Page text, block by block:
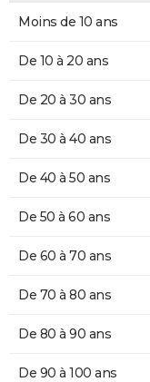
Moins de 10 ans
De 10 à 20 ans
De 20 à 30 ans
De 30 à 40 ans
De 40 à 50 ans
De 50 à 60 ans
De 60 à 70 ans
De 70 à 80 ans
De 80 à 90 ans
De 90 à 100 ans